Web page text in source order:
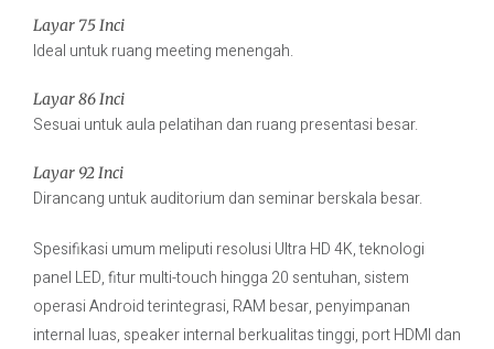
Layar 75 Inci
Ideal untuk ruang meeting menengah.
Layar 86 Inci
Sesuai untuk aula pelatihan dan ruang presentasi besar.
Layar 92 Inci
Dirancang untuk auditorium dan seminar berskala besar.
Spesifikasi umum meliputi resolusi Ultra HD 4K, teknologi
panel LED, fitur multi-touch hingga 20 sentuhan, sistem
operasi Android terintegrasi, RAM besar, penyimpanan
internal luas, speaker internal berkualitas tinggi, port HDMI dan